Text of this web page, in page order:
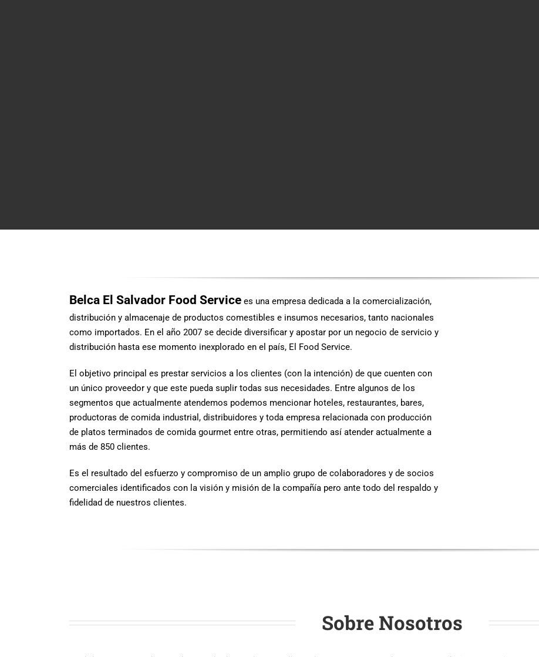
Belca El Salvador Food Servicees una empresa dedicada a la comercialización,
distribución y almacenaje de productos comestibles e insumos necesarios, tanto nacionales
como importados. En el año 2007 se decide diversificar y apostar por un negocio de servicio y
distribución hasta ese momento inexplorado en el país, El Food Service.
El objetivo principal es prestar servicios a los clientes (con la intención) de que cuenten con
un único proveedor y que este pueda suplir todas sus necesidades. Entre algunos de los
segmentos que actualmente atendemos podemos mencionar hoteles, restaurantes, bares,
productoras de comida industrial, distribuidores y toda empresa relacionada con producción
de platos terminados de comida gourmet entre otras, permitiendo así atender actualmente a
más de 850 clientes.
Es el resultado del esfuerzo y compromiso de un amplio grupo de colaboradores y de socios
comerciales identificados con la visión y misión de la compañía pero ante todo del respaldo y
fidelidad de nuestros clientes.
Sobre Nosotros